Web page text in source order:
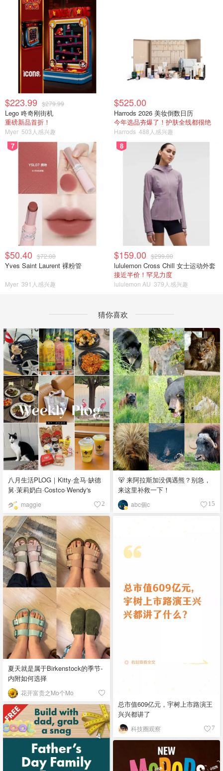
$223.99 $279.99
Lego 咚奇刚街机
重磅新品首折！
Myer 503人感兴趣
$525.00
Harrods 2026 美妆倒数日历
今年选品夯爆了！护肤全线都很绝
Harrods 488人感兴趣
7
$50.40 $72.00
Yves Saint Laurent 裸粉管
Myer 391人感兴趣
8
$159.00 $299.00
lululemon Cross Chill 女士运动外套
接近半价！罕见力度
lululemon AU 379人感兴趣
猜你喜欢
八月生活PLOG｜Kitty·盒马·缺德
舅·茉莉奶白·Costco·Wendy's
maggie 2
🐻 来阿拉斯加没偶遇熊？别急，
来这里补救一下！
abc個c 15
夏天就是属于Birkenstock的季节-
内附如何选择
花开富贵之Mo个Mo
总市值609亿元，宇树上市路演王
兴兴都讲了
科技圈观察 7